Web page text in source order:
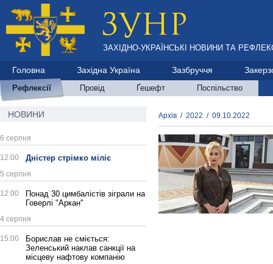
ЗАХІДНО-УКРАЇНСЬКІ НОВИНИ ТА
Головна Західна Україна Зазбруччя
Рефлексії Провід Ґешефт Поспільство
НОВИНИ
6 серпня
12:00 Дністер стрімко міліє
5 серпня
12:00
Понад 30 цимбалістів зіграли на
Говерлі "Аркан"
4 серпня
15:00
Борислав не сміється:
Зеленський наклав санкції на
місцеву нафтову компанію
Архів / 2022 / 09.10.2022